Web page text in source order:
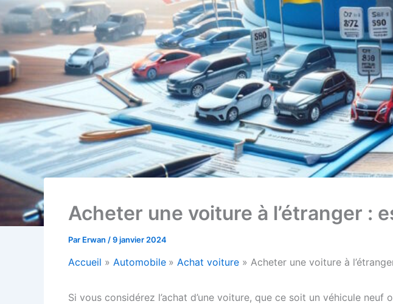
Acheter une voiture à l’étranger :
Par Erwan /9 janvier 2024
Accueil Automobile Achat voiture Acheter une voiture à
Si vous considérez l’achat d’une voiture, que ce soit un véhicule